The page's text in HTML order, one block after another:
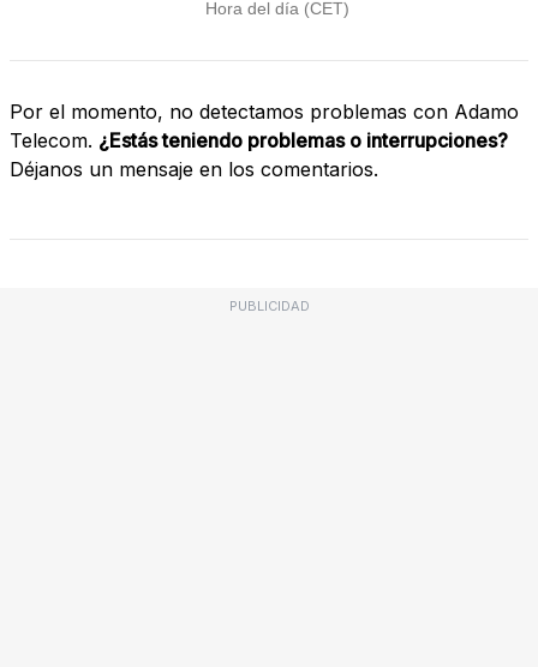
Por el momento, no detectamos problemas con Adamo
Telecom. ¿Estás teniendo problemas o interrupciones?
Déjanos un mensaje en los comentarios.
PUBLICIDAD